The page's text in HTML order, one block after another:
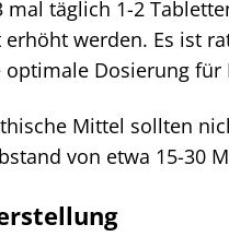
täglich 1-2
werden. Es ist
Dosierung
Mittel sollten
von etwa 15-30